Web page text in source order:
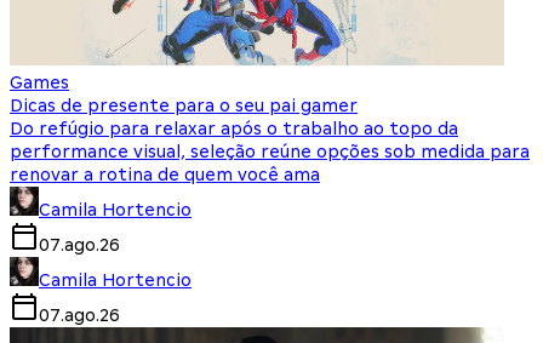
Games
Dicas de presente para o seu pai gamer
Do refúgio para relaxar após o trabalho ao topo da
performance visual, seleção reúne opções sob medida para
renovar a rotina de quem você ama
Camila Hortencio
07.ago.26
Camila Hortencio
07.ago.26